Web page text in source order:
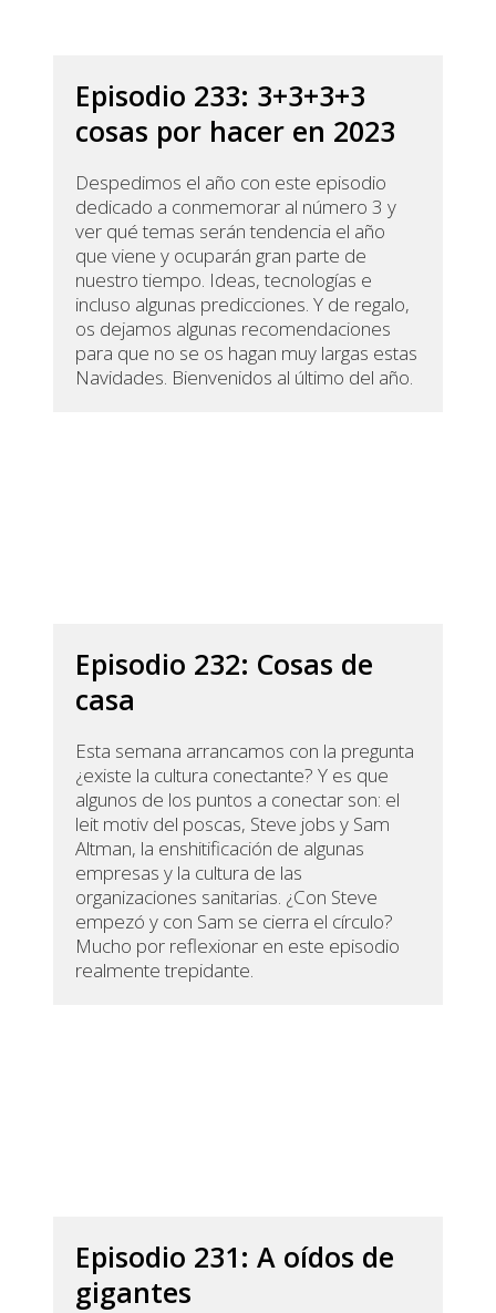
Episodio 233: 3+3+3+3
cosas por hacer en 2023
Despedimos el año con este episodio
dedicado a conmemorar al número 3 y
ver qué temas serán tendencia el año
que viene y ocuparán gran parte de
nuestro tiempo. Ideas, tecnologías e
incluso algunas predicciones. Y de regalo,
os dejamos algunas recomendaciones
para que no se os hagan muy largas estas
Navidades. Bienvenidos al último del año.
Episodio 232: Cosas de
casa
Esta semana arrancamos con la pregunta
¿existe la cultura conectante? Y es que
algunos de los puntos a conectar son: el
leit motiv del poscas, Steve jobs y Sam
Altman, la enshitificación de algunas
empresas y la cultura de las
organizaciones sanitarias. ¿Con Steve
empezó y con Sam se cierra el círculo?
Mucho por reflexionar en este episodio
realmente trepidante.
Episodio 231: A oídos de
gigantes